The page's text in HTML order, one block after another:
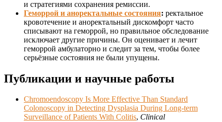
и стратегиями сохранения ремиссии.
Геморрой и аноректальные состояния: ректальное
кровотечение и аноректальный дискомфорт часто
списывают на геморрой, но правильное обследование
исключает другие причины. Он оценивает и лечит
геморрой амбулаторно и следит за тем, чтобы более
серьёзные состояния не были упущены.
Публикации и научные работы
Chromoendoscopy Is More Effective Than Standard
Colonoscopy in Detecting Dysplasia During Long-term
Surveillance of Patients With Colitis, Clinical